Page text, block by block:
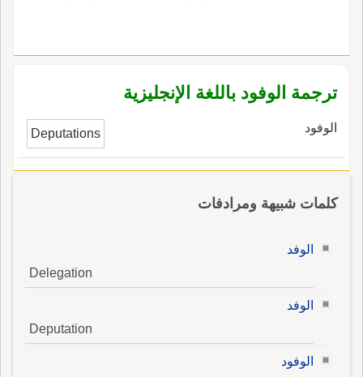
ترجمة الوفود باللغة الإنجليزية
الوفود Deputations
كلمات شبيهة ومرادفات
الوفد
Delegation
الوفد
Deputation
الوفود